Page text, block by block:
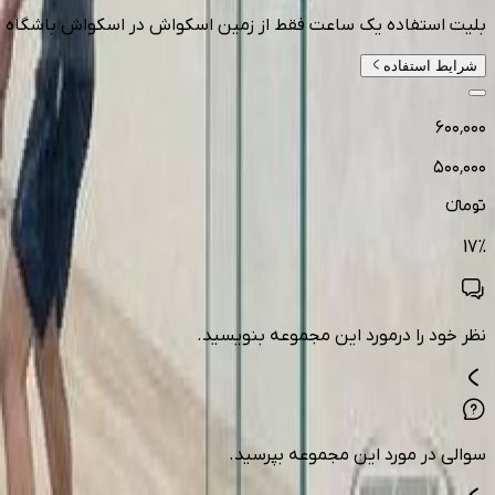
بلیت استفاده یک ساعت فقط از زمین اسکواش در اسکواش باشگاه
شرایط استفاده
۶۰۰٬۰۰۰
۵۰۰٬۰۰۰
تومانءء
17%
نظر خود را درمورد این مجموعه بنویسید.
سوالی در مورد این مجموعه بپرسید.